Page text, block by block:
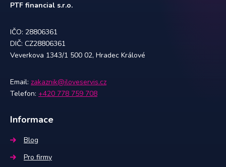
PTF financial s.r.o.
IČO: 28806361
DIČ: CZ28806361
Veverkova 1343/1 500 02, Hradec Králové
Email: zakaznik@iloveservis.cz
Telefon: +420 778 759 708
Informace
Blog
Pro firmy